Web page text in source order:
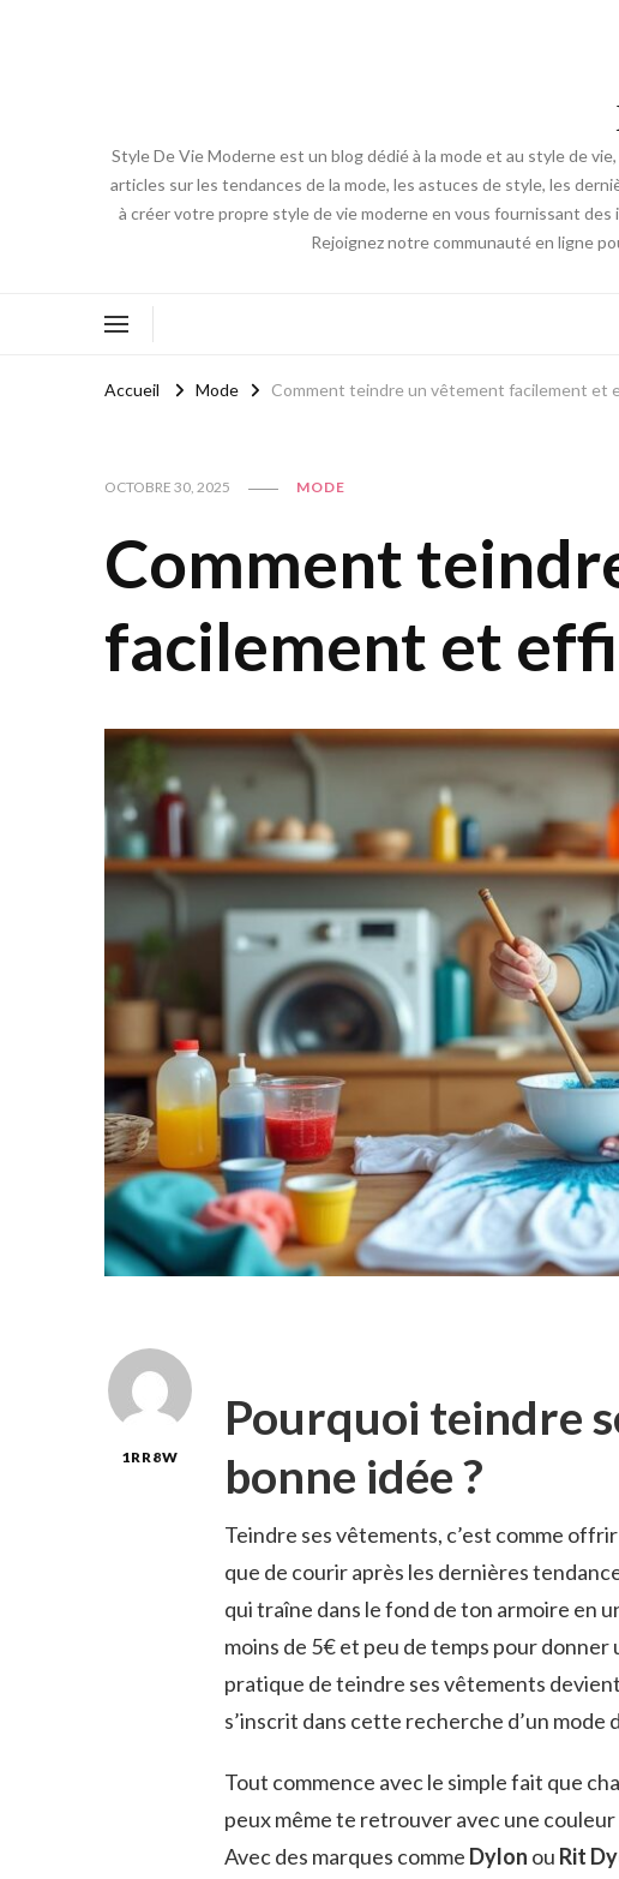
Style De Vie Moderne est un blog dédié à la mode et au style de
articles sur les tendances de la mode, les astuces de style, les
à créer votre propre style de vie moderne en vous fournissant
Rejoignez notre communauté en ligne
Accueil Mode Comment teindre un vêtement facilement et
OCTOBRE 30, 2025 MODE
Comment
facilement et
1RR8W
Pourquoi teindre
bonne idée ?
Teindre ses vêtements, c’est comme
que de courir après les dernières
qui traîne dans le fond de ton armoire en
moins de 5€ et peu de temps pour
pratique de teindre ses vêtements
s’inscrit dans cette recherche d’un mode
Tout commence avec le simple fait que
peux même te retrouver avec une
Avec des marques comme Dylon ou Rit